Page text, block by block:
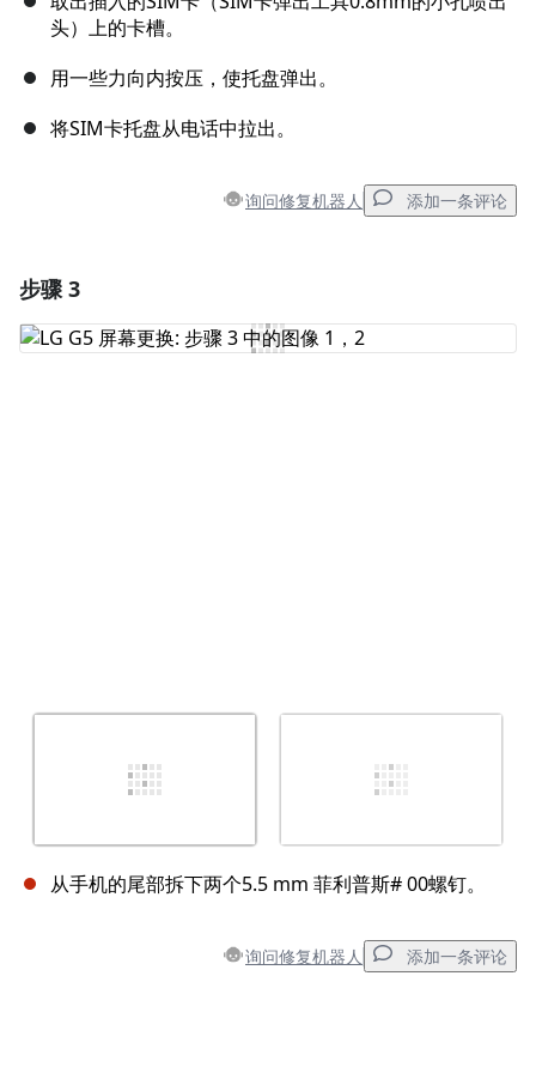
头）上的卡槽。
用一些力向内按压，使托盘弹出。
将SIM卡托盘从电话中拉出。
询问修复机器人 添加一条评论
添加评论
步骤 3
从手机的尾部拆下两个5.5 mm 菲利普斯# 00螺钉。
询问修复机器人 添加一条评论